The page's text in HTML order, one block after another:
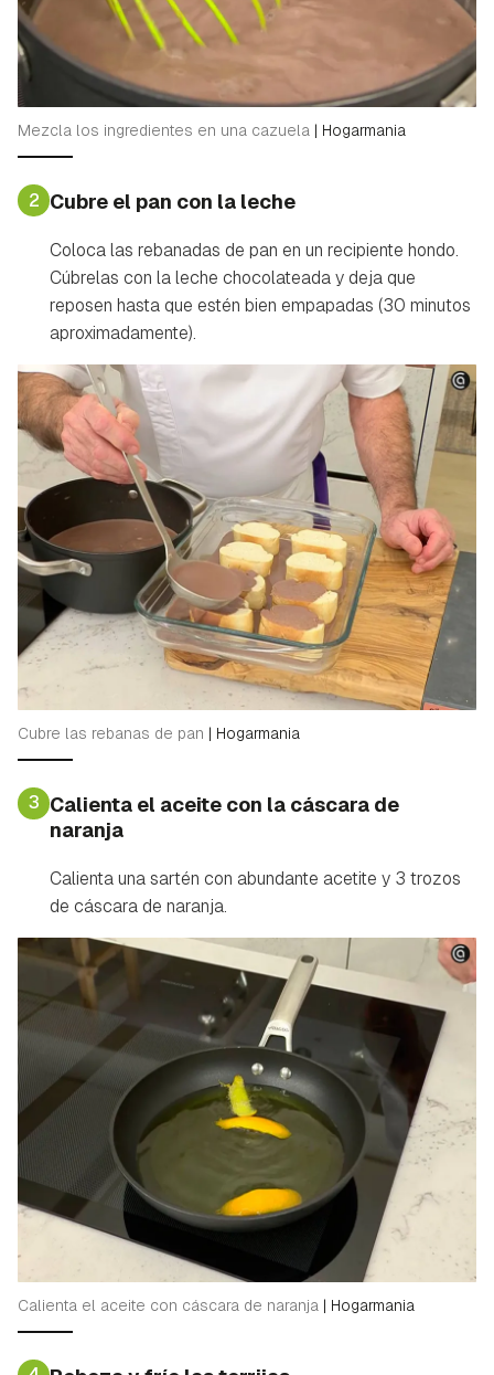
Guardar como favorito
Para poder guardar como favorito, primero has de
iniciar sesión con tu cuenta de Hogarmanía.
INICIAR SESIÓN
Mezcla los ingredientes en una cazuela | Hogarmania
2 Cubre el pan con la leche
Coloca las rebanadas de pan en un recipiente hondo.
Cúbrelas con la leche chocolateada y deja que
reposen hasta que estén bien empapadas (30 minutos
aproximadamente).
Cubre las rebanas de pan | Hogarmania
3 Calienta el aceite con la cáscara de
naranja
Calienta una sartén con abundante acetite y 3 trozos
de cáscara de naranja.
Calienta el aceite con cáscara de naranja | Hogarmania
Contenido enviado
Gracias por suscribirte a nuestro boletín.